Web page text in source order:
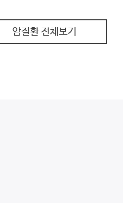
암질환 전체보기